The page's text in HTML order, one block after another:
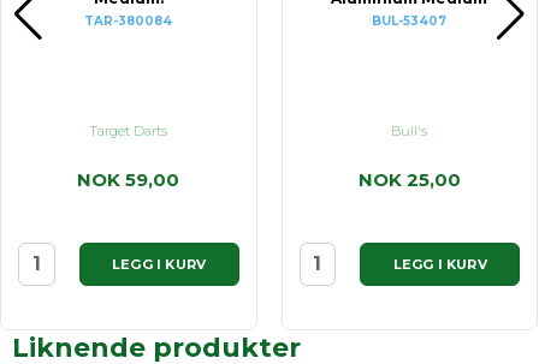
TAR-380084
Target Darts
NOK 59,00
LEGG I KURV
BUL-53407
Bull's
NOK 25,00
LEGG I KURV
Liknende produkter